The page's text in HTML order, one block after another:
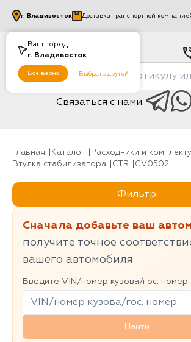
Ваш город
г. Владивосток
Все верно Выбрать другой
г. Владивосток Доставка транспортной
Связаться с нами
Главная Каталог Расходники и
Втулка стабилизатора
CTR GV0502
Фильтр
Сначала добавьте ваш
получите точное
вашего автомобиля
Введите VIN/номер кузова/гос. номер
Найти